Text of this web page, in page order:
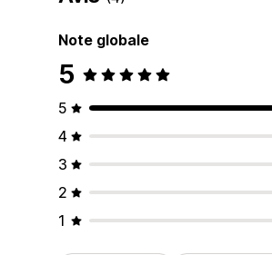
Note globale
5
5
4
3
2
1